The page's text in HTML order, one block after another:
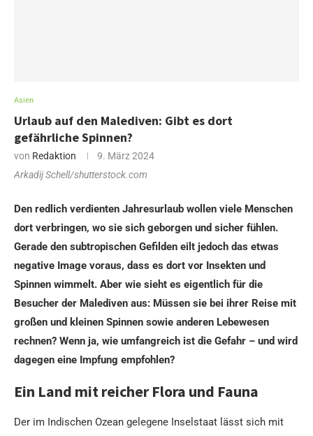
Asien
Urlaub auf den Malediven: Gibt es dort
gefährliche Spinnen?
von Redaktion
9. März 2024
Arkadij Schell/shutterstock.com
Den redlich verdienten Jahresurlaub wollen viele Menschen
dort verbringen, wo sie sich geborgen und sicher fühlen.
Gerade den subtropischen Gefilden eilt jedoch das etwas
negative Image voraus, dass es dort vor Insekten und
Spinnen wimmelt. Aber wie sieht es eigentlich für die
Besucher der Malediven aus: Müssen sie bei ihrer Reise mit
großen und kleinen Spinnen sowie anderen Lebewesen
rechnen? Wenn ja, wie umfangreich ist die Gefahr – und wird
dagegen eine Impfung empfohlen?
Ein Land mit reicher Flora und Fauna
Der im Indischen Ozean gelegene Inselstaat lässt sich mit